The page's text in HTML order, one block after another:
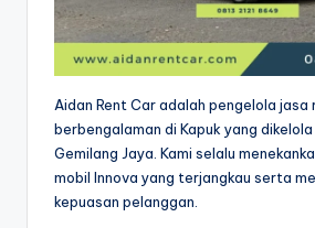
Aidan Rent Car adalah pengelola jasa
berbengalaman di Kapuk yang
Gemilang Jaya. Kami selalu
mobil Innova yang terjangkau serta
kepuasan pelanggan.